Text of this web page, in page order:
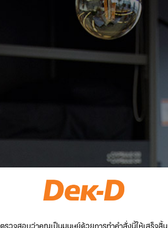
ตรวจสอบว่าคุณเป็นมนุษย์ด้วยการทำคำสั่งนี้ให้เสร็จสิ้น